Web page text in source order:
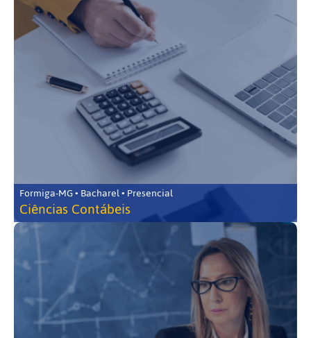
Formiga-MG • Bacharel • Presencial
Ciências Contábeis